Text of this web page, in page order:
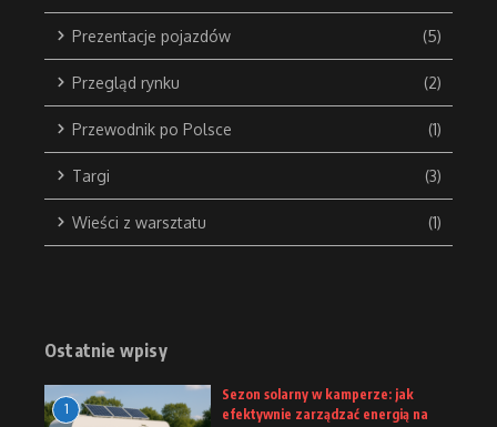
Prezentacje pojazdów (5)
Przegląd rynku (2)
Przewodnik po Polsce (1)
Targi (3)
Wieści z warsztatu (1)
Ostatnie wpisy
1
Sezon solarny w kamperze: jak
efektywnie zarządzać energią na